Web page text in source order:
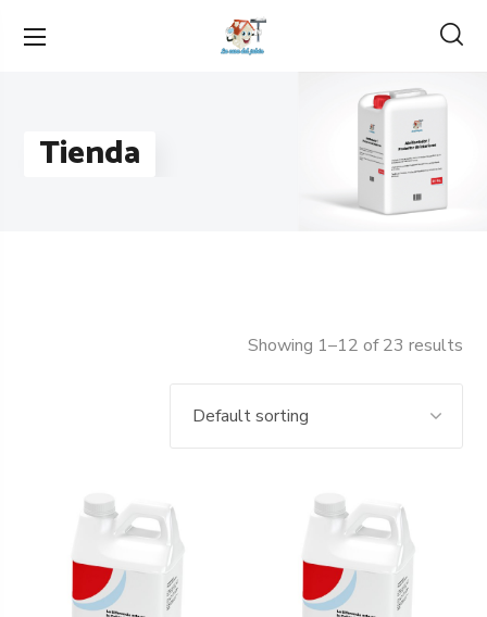
Tienda
Showing 1–12 of 23 results